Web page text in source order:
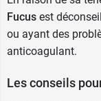
Fucus est
ou ayant des
anticoagulant.
Les conseils